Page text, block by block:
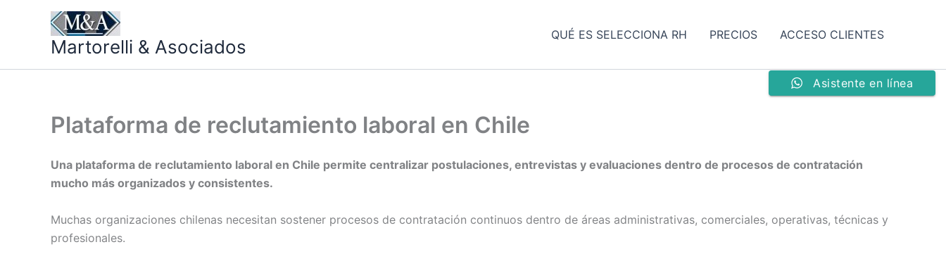
Martorelli & Asociados
QUÉ ES SELECCIONA RH PRECIOS ACCESO CLIENTES
Plataforma de reclutamiento laboral en Chile
Una plataforma de reclutamiento laboral en Chile permite centralizar postulaciones, entrevistas y evaluaciones dentro de procesos de contratación
mucho más organizados y consistentes.
Muchas organizaciones chilenas necesitan sostener procesos de contratación continuos dentro de áreas administrativas, comerciales, operativas, técnicas y
profesionales.
Asistente en línea